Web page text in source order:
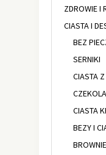
ZDROWIE I
CIASTA I
BEZ
SERNIKI
CIASTA
CIASTA
BEZY I